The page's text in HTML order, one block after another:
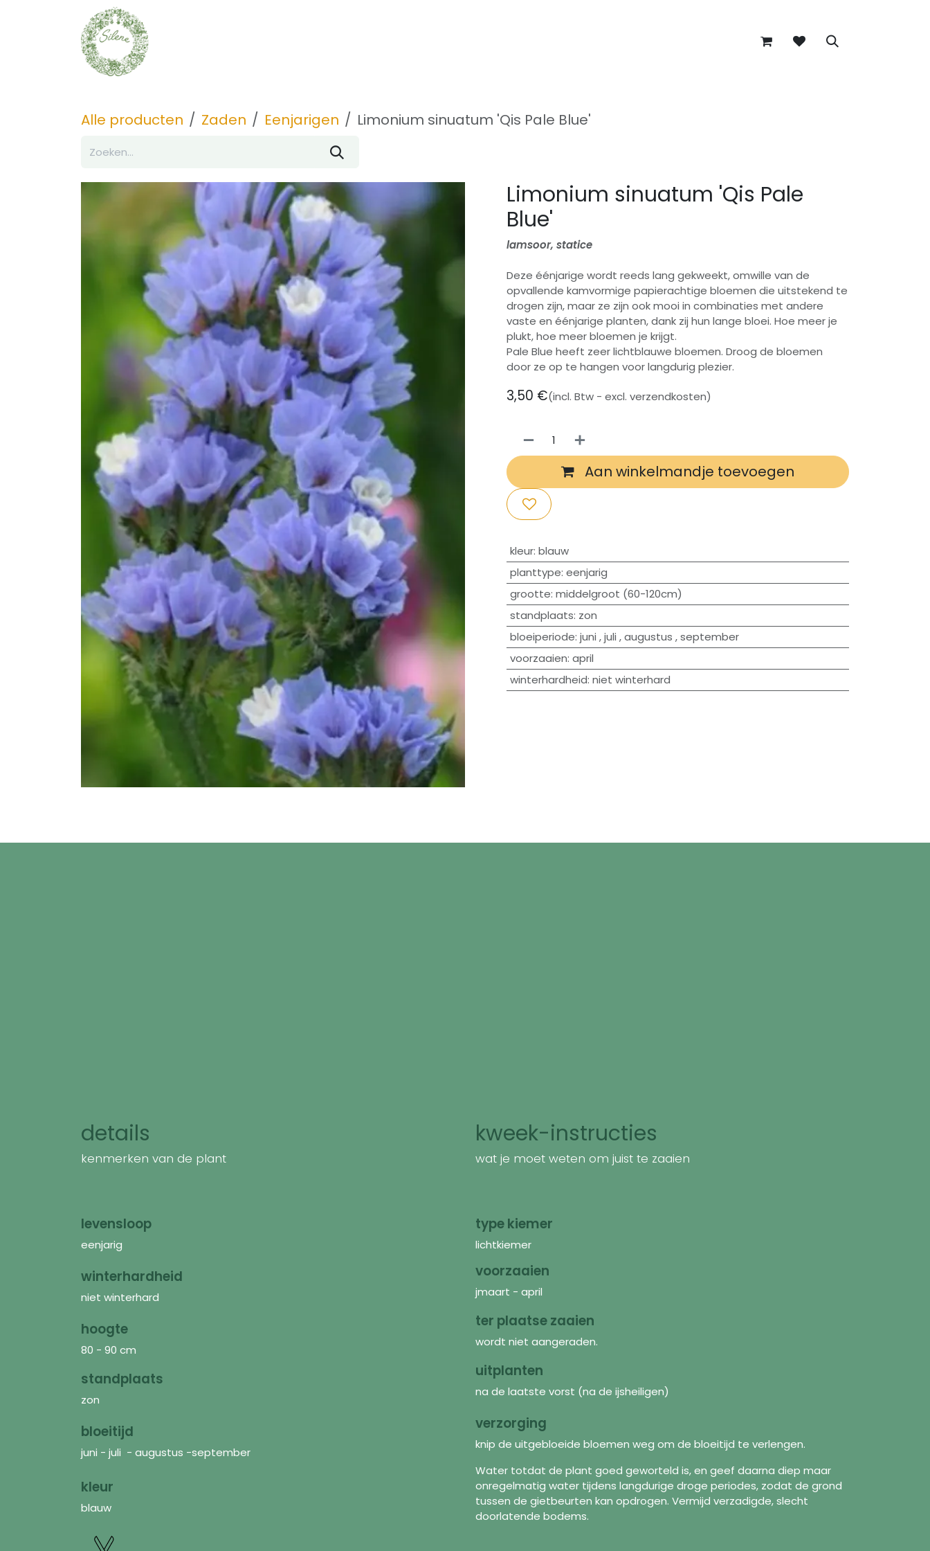
Overslaan naar inhoud
Alle producten Zaden Eenjarigen Limonium sinuatum 'Qis Pale Blue'
Limonium sinuatum 'Qis Pale
Blue'
lamsoor, statice
Deze éénjarige wordt reeds lang gekweekt, omwille van de
opvallende kamvormige papierachtige bloemen die uitstekend te
drogen zijn, maar ze zijn ook mooi in combinaties met andere
vaste en éénjarige planten, dank zij hun lange bloei. Hoe meer je
plukt, hoe meer bloemen je krijgt.
Pale Blue heeft zeer lichtblauwe bloemen. Droog de bloemen
door ze op te hangen voor langdurig plezier.
3,50 €(incl. Btw - excl. verzendkosten)
Aan winkelmandje toevoegen
​kleur: blauw
planttype: eenjarig
grootte: middelgroot (60-120cm)
standplaats: zon
bloeiperiode: juni ,juli ,augustus ,september
voorzaaien: april
winterhardheid: niet winterhard
details
kenmerken van de plant
levensloop
eenjarig
winterhardheid
niet winterhard
hoogte
80 - 90 cm
standplaats
zon
bloeitijd
juni - juli - augustus -september
kleur
blauw
kweek-instructies
wat je moet weten om juist te zaaien
type kiemer
lichtkiemer
voorzaaien
jmaart - april
ter plaatse zaaien
wordt niet aangeraden.
uitplanten
na de laatste vorst (na de ijsheiligen)
verzorging
knip de uitgebloeide bloemen weg om de bloeitijd te verlengen.
Water totdat de plant goed geworteld is, en geef daarna diep maar
onregelmatig water tijdens langdurige droge periodes, zodat de grond
tussen de gietbeurten kan opdrogen. Vermijd verzadigde, slecht
doorlatende bodems.
Ontdekken
Zaden
Informatie Volg ons